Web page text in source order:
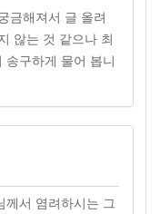
금해져서 글 올려
않는 것 같으나 최
구하게 물어 봅니
께서 염려하시는 그